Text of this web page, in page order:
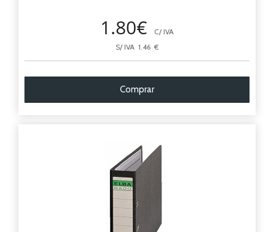
1.80€
C/ IVA
S/ IVA 1.46 €
Comprar